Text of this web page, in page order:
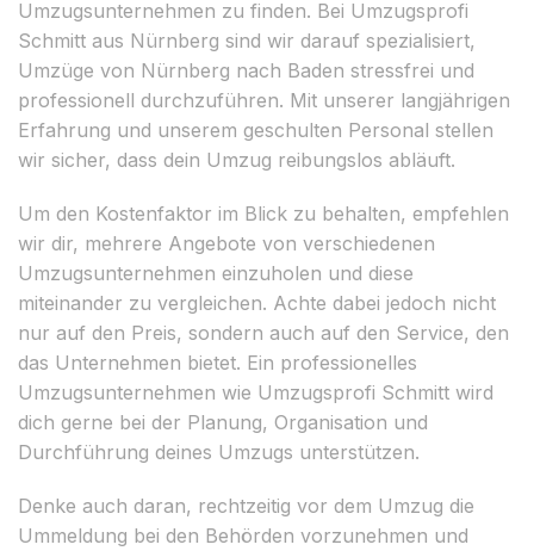
Umzugsunternehmen zu finden. Bei Umzugsprofi
Schmitt aus Nürnberg sind wir darauf spezialisiert,
Umzüge von Nürnberg nach Baden stressfrei und
professionell durchzuführen. Mit unserer langjährigen
Erfahrung und unserem geschulten Personal stellen
wir sicher, dass dein Umzug reibungslos abläuft.
Um den Kostenfaktor im Blick zu behalten, empfehlen
wir dir, mehrere Angebote von verschiedenen
Umzugsunternehmen einzuholen und diese
miteinander zu vergleichen. Achte dabei jedoch nicht
nur auf den Preis, sondern auch auf den Service, den
das Unternehmen bietet. Ein professionelles
Umzugsunternehmen wie Umzugsprofi Schmitt wird
dich gerne bei der Planung, Organisation und
Durchführung deines Umzugs unterstützen.
Denke auch daran, rechtzeitig vor dem Umzug die
Ummeldung bei den Behörden vorzunehmen und